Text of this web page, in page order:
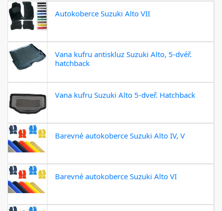
Autokoberce Suzuki Alto VII
Vana kufru antiskluz Suzuki Alto, 5-dvéř.
hatchback
Vana kufru Suzuki Alto 5-dveř. Hatchback
Barevné autokoberce Suzuki Alto IV, V
Barevné autokoberce Suzuki Alto VI